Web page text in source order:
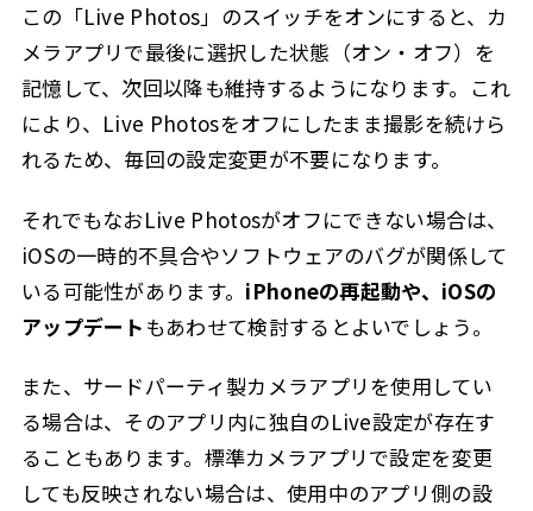
この「Live Photos」のスイッチをオンにすると、カ
メラアプリで最後に選択した状態（オン・オフ）を
記憶して、次回以降も維持するようになります。これ
により、Live Photosをオフにしたまま撮影を続けら
れるため、毎回の設定変更が不要になります。
それでもなおLive Photosがオフにできない場合は、
iOSの一時的不具合やソフトウェアのバグが関係して
いる可能性があります。 iPhoneの再起動や、iOSの
アップデート もあわせて検討するとよいでしょう。
また、サードパーティ製カメラアプリを使用してい
る場合は、そのアプリ内に独自のLive設定が存在す
ることもあります。標準カメラアプリで設定を変更
しても反映されない場合は、使用中のアプリ側の設